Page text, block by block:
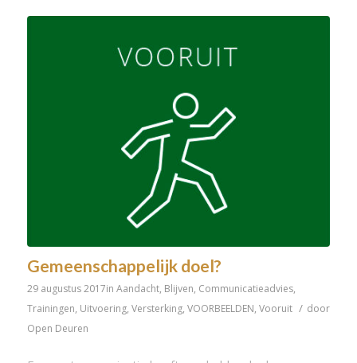
Gemeenschappelijk doel?
29 augustus 2017in Aandacht, Blijven, Communicatieadvies,
Trainingen, Uitvoering, Versterking, VOORBEELDEN, Vooruit / door
Open Deuren